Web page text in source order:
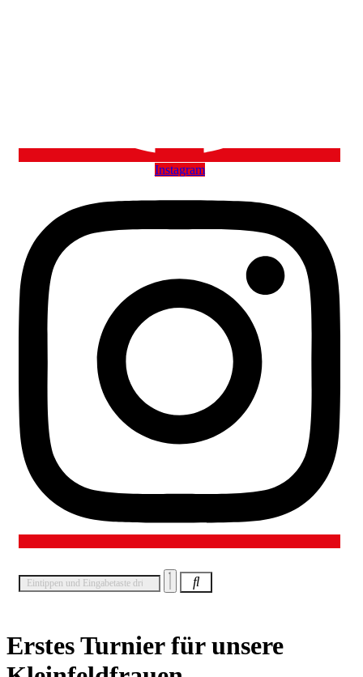
Instagram
Erstes Turnier für unsere